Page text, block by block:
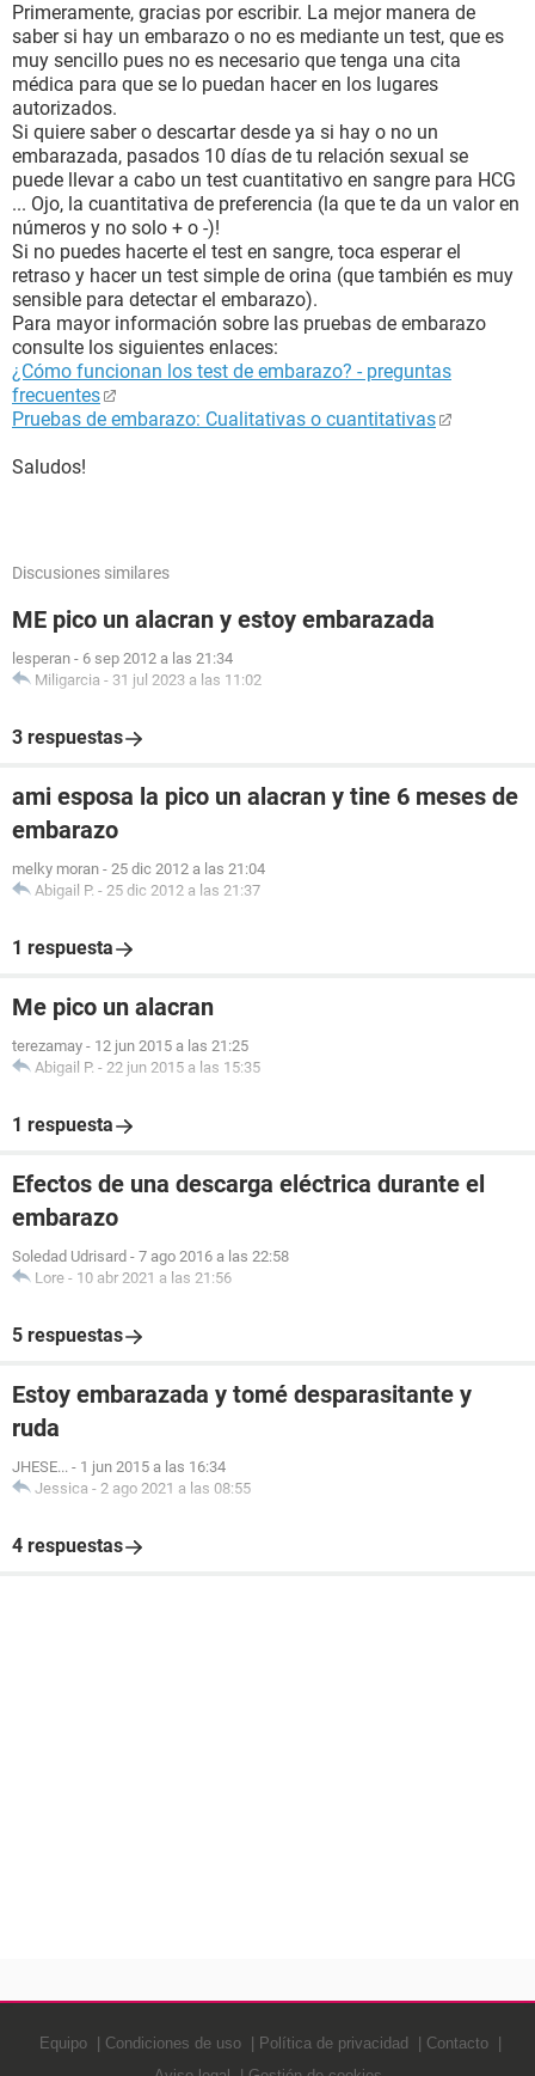
Primeramente, gracias por escribir. La mejor manera de
saber si hay un embarazo o no es mediante un test, que es
muy sencillo pues no es necesario que tenga una cita
médica para que se lo puedan hacer en los lugares
autorizados.
Si quiere saber o descartar desde ya si hay o no un
embarazada, pasados 10 días de tu relación sexual se
puede llevar a cabo un test cuantitativo en sangre para HCG
... Ojo, la cuantitativa de preferencia (la que te da un valor en
números y no solo + o -)!
Si no puedes hacerte el test en sangre, toca esperar el
retraso y hacer un test simple de orina (que también es muy
sensible para detectar el embarazo).
Para mayor información sobre las pruebas de embarazo
consulte los siguientes enlaces:
¿Cómo funcionan los test de embarazo? - preguntas
frecuentes
Pruebas de embarazo: Cualitativas o cuantitativas
Saludos!
Discusiones similares
ME pico un alacran y estoy embarazada
lesperan - 6 sep 2012 a las 21:34
Miligarcia - 31 jul 2023 a las 11:02
3 respuestas
ami esposa la pico un alacran y tine 6 meses de
embarazo
melky moran - 25 dic 2012 a las 21:04
Abigail P. - 25 dic 2012 a las 21:37
1 respuesta
Me pico un alacran
terezamay - 12 jun 2015 a las 21:25
Abigail P. - 22 jun 2015 a las 15:35
1 respuesta
Efectos de una descarga eléctrica durante el
embarazo
Soledad Udrisard - 7 ago 2016 a las 22:58
Lore - 10 abr 2021 a las 21:56
5 respuestas
Estoy embarazada y tomé desparasitante y
ruda
JHESE... - 1 jun 2015 a las 16:34
Jessica - 2 ago 2021 a las 08:55
4 respuestas
Equipo Condiciones de uso Política de privacidad
Contacto